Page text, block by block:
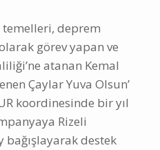
temelleri, deprem
görev yapan ve
atanan Kemal
Çaylar Yuva Olsun’
koordinesinde bir yıl
Rizeli
destek